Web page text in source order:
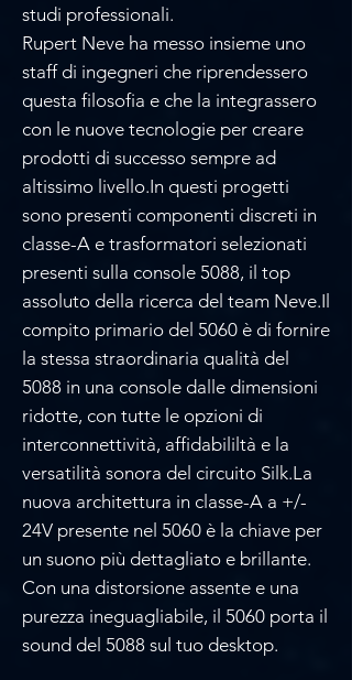
studi professionali.
Rupert Neve ha messo insieme uno
staff di ingegneri che riprendessero
questa filosofia e che la integrassero
con le nuove tecnologie per creare
prodotti di successo sempre ad
altissimo livello.In questi progetti
sono presenti componenti discreti in
classe-A e trasformatori selezionati
presenti sulla console 5088, il top
assoluto della ricerca del team Neve.Il
compito primario del 5060 è di fornire
la stessa straordinaria qualità del
5088 in una console dalle dimensioni
ridotte, con tutte le opzioni di
interconnettività, affidabililtà e la
versatilità sonora del circuito Silk.La
nuova architettura in classe-A a +/-
24V presente nel 5060 è la chiave per
un suono più dettagliato e brillante.
Con una distorsione assente e una
purezza ineguagliabile, il 5060 porta il
sound del 5088 sul tuo desktop.